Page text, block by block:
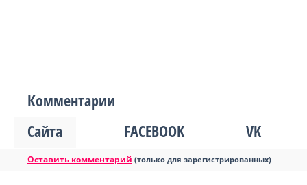
Комментарии
Сайта
FACEBOOK VK
Оставить комментарий (только для зарегистрированных)